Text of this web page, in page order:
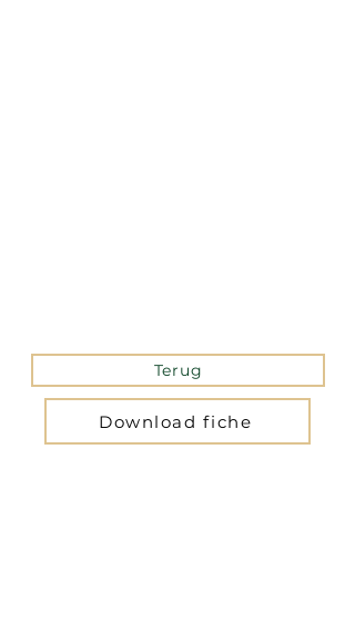
Terug
Download fiche